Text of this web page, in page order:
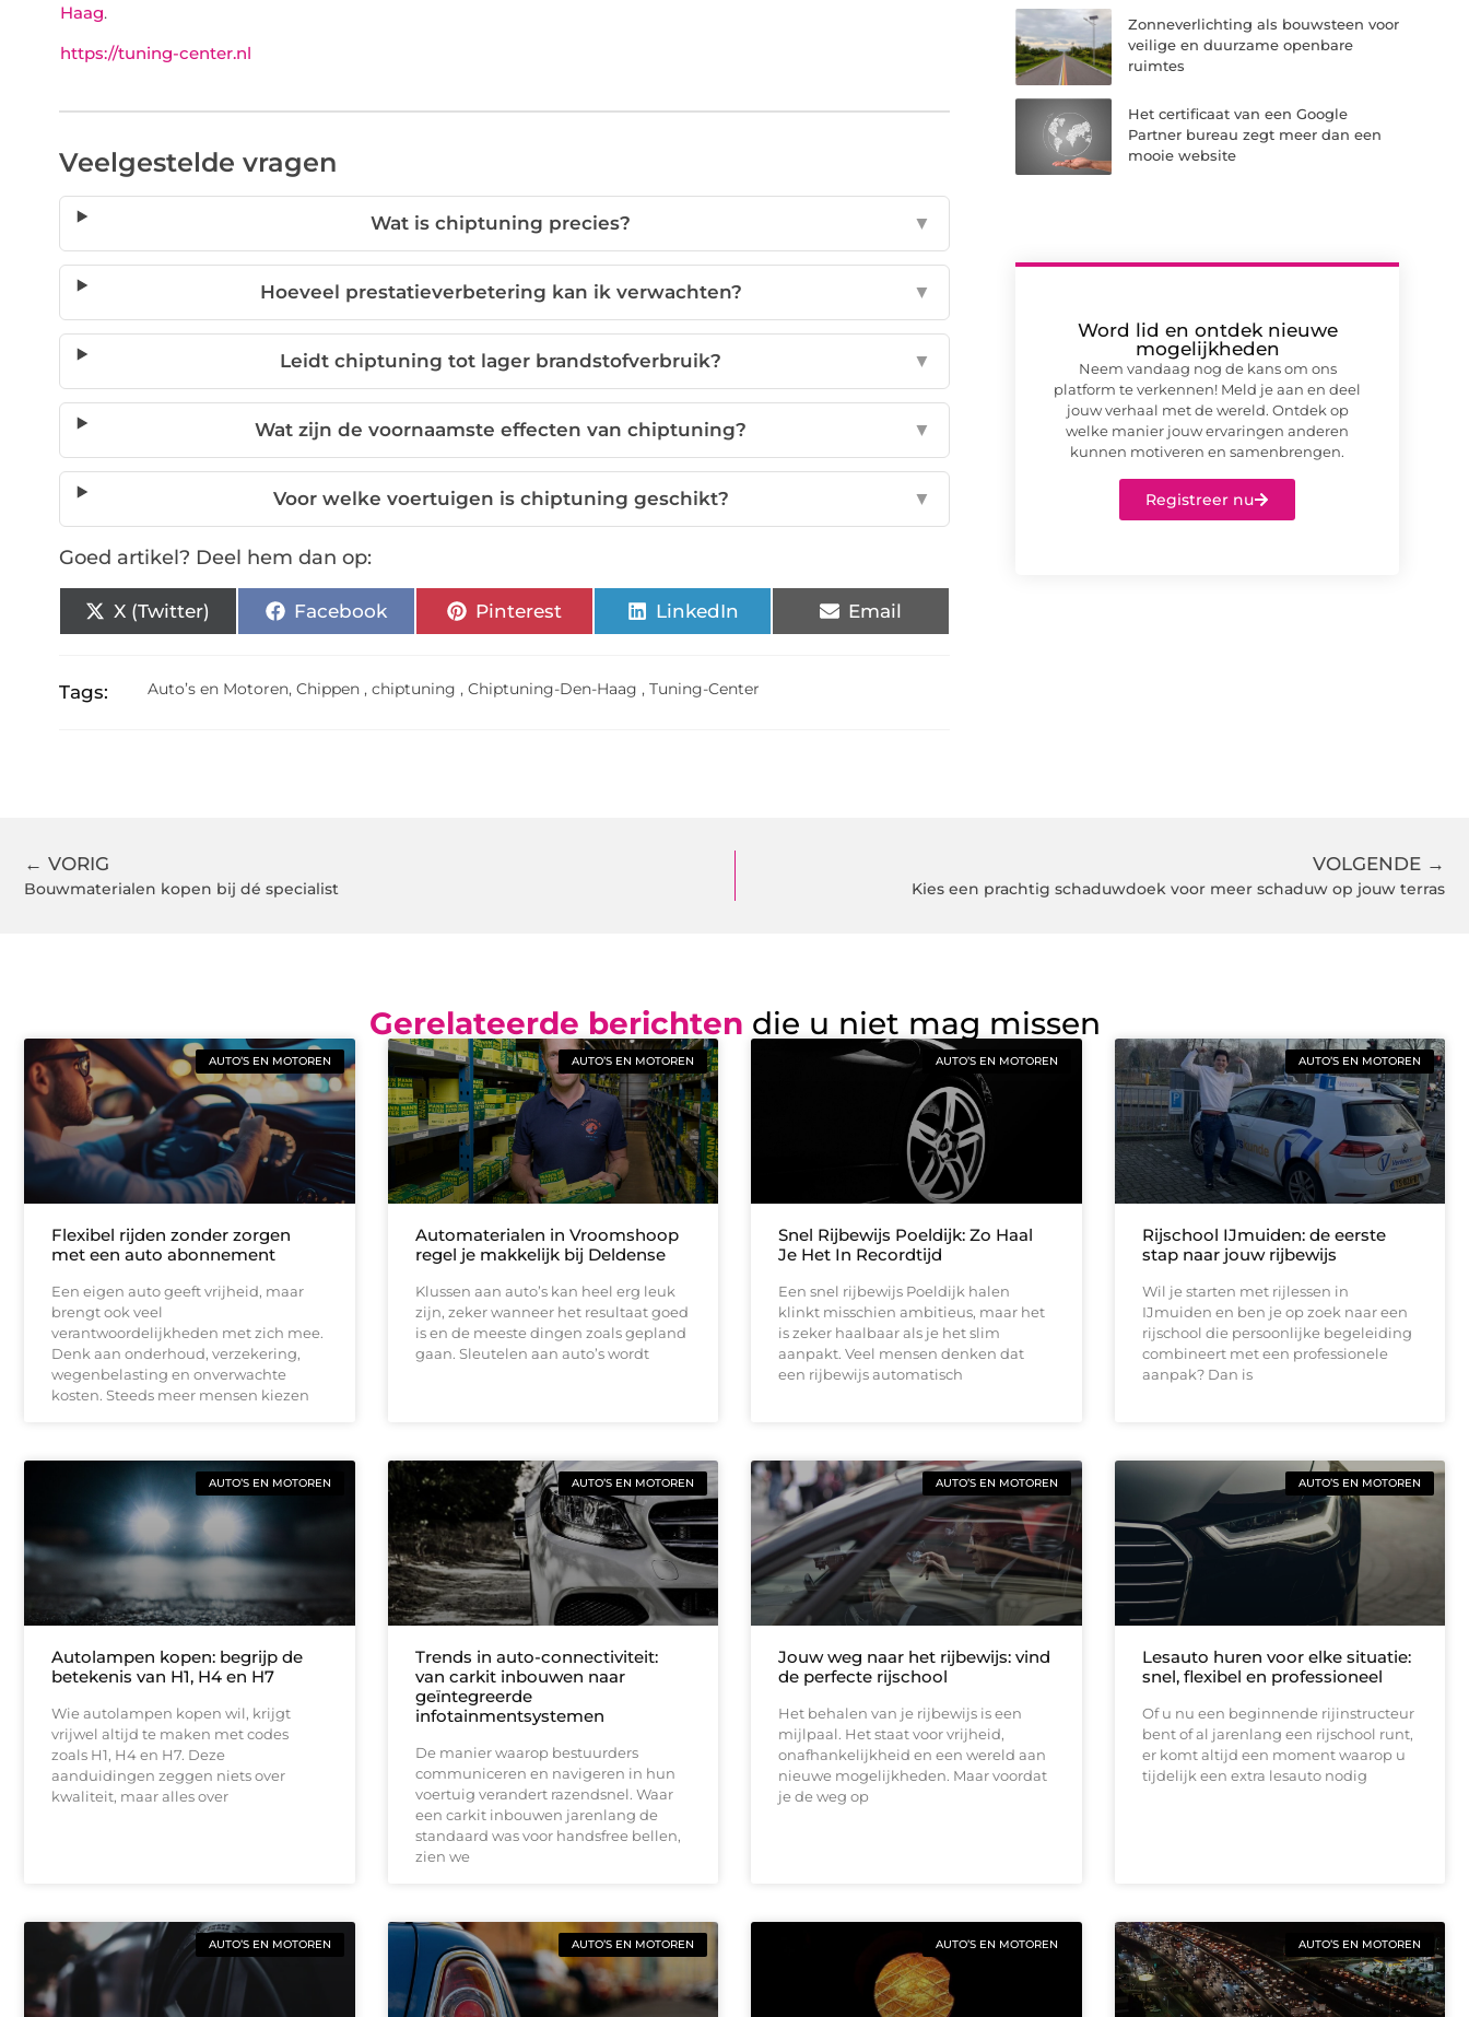
Haag.
https://tuning-center.nl
Veelgestelde vragen
Wat is chiptuning precies? ▼
Hoeveel prestatieverbetering kan ik verwachten? ▼
Leidt chiptuning tot lager brandstofverbruik? ▼
Wat zijn de voornaamste effecten van chiptuning? ▼
Voor welke voertuigen is chiptuning geschikt? ▼
Goed artikel? Deel hem dan op:
X (Twitter) Facebook Pinterest LinkedIn Email
Tags: Auto’s en Motoren,Chippen ,chiptuning ,Chiptuning-Den-Haag ,Tuning-Center
Zonneverlichting als bouwsteen voor
veilige en duurzame openbare
ruimtes
Het certificaat van een Google
Partner bureau zegt meer dan een
mooie website
Word lid en ontdek nieuwe
mogelijkheden
Neem vandaag nog de kans om ons
platform te verkennen! Meld je aan en deel
jouw verhaal met de wereld. Ontdek op
welke manier jouw ervaringen anderen
kunnen motiveren en samenbrengen.
Registreer nu
← VORIG
Bouwmaterialen kopen bij dé specialist
VOLGENDE →
Kies een prachtig schaduwdoek voor meer schaduw op jouw terras
Gerelateerde berichten die u niet mag missen
AUTO’S EN MOTOREN
Flexibel rijden zonder zorgen
met een auto abonnement
Een eigen auto geeft vrijheid, maar
brengt ook veel
verantwoordelijkheden met zich mee.
Denk aan onderhoud, verzekering,
wegenbelasting en onverwachte
kosten. Steeds meer mensen kiezen
AUTO’S EN MOTOREN
Automaterialen in Vroomshoop
regel je makkelijk bij Deldense
Klussen aan auto’s kan heel erg leuk
zijn, zeker wanneer het resultaat goed
is en de meeste dingen zoals gepland
gaan. Sleutelen aan auto’s wordt
AUTO’S EN MOTOREN
Snel Rijbewijs Poeldijk: Zo Haal
Je Het In Recordtijd
Een snel rijbewijs Poeldijk halen
klinkt misschien ambitieus, maar het
is zeker haalbaar als je het slim
aanpakt. Veel mensen denken dat
een rijbewijs automatisch
AUTO’S EN MOTOREN
Rijschool IJmuiden: de eerste
stap naar jouw rijbewijs
Wil je starten met rijlessen in
IJmuiden en ben je op zoek naar een
rijschool die persoonlijke begeleiding
combineert met een professionele
aanpak? Dan is
AUTO’S EN MOTOREN
Autolampen kopen: begrijp de
betekenis van H1, H4 en H7
Wie autolampen kopen wil, krijgt
vrijwel altijd te maken met codes
zoals H1, H4 en H7. Deze
aanduidingen zeggen niets over
kwaliteit, maar alles over
AUTO’S EN MOTOREN
Trends in auto-connectiviteit:
van carkit inbouwen naar
geïntegreerde
infotainmentsystemen
De manier waarop bestuurders
communiceren en navigeren in hun
voertuig verandert razendsnel. Waar
een carkit inbouwen jarenlang de
standaard was voor handsfree bellen,
zien we
AUTO’S EN MOTOREN
Jouw weg naar het rijbewijs: vind
de perfecte rijschool
Het behalen van je rijbewijs is een
mijlpaal. Het staat voor vrijheid,
onafhankelijkheid en een wereld aan
nieuwe mogelijkheden. Maar voordat
je de weg op
AUTO’S EN MOTOREN
Lesauto huren voor elke situatie:
snel, flexibel en professioneel
Of u nu een beginnende rijinstructeur
bent of al jarenlang een rijschool runt,
er komt altijd een moment waarop u
tijdelijk een extra lesauto nodig
AUTO’S EN MOTOREN AUTO’S EN MOTOREN AUTO’S EN MOTOREN AUTO’S EN MOTOREN